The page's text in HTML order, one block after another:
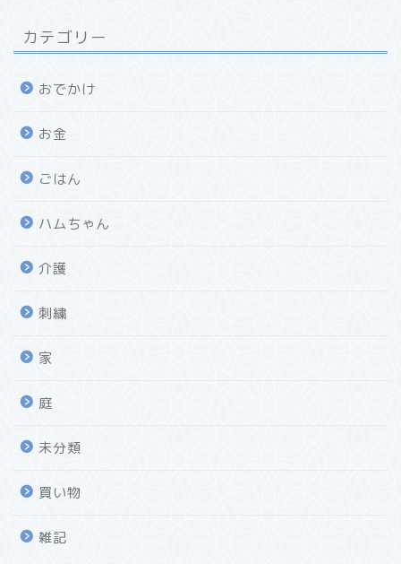
カテゴリー
おでかけ
お金
ごはん
ハムちゃん
介護
刺繍
家
庭
未分類
買い物
雑記